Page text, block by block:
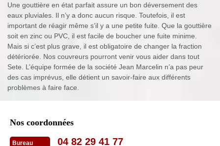
Une gouttière en état parfait assure un bon déversement des
eaux pluviales. Il n’y a donc aucun risque. Toutefois, il est
important de réagir même s’il y a une petite fuite. Que la gouttière
soit en zinc ou PVC, il est facile de boucher une fuite minime.
Mais si c’est plus grave, il est obligatoire de changer la fraction
détériorée. Nos couvreurs pourront venir vous aider dans tout
Sete. L’équipe formée de la société Jean Marcelin n’a pas peur
des cas imprévus, elle détient un savoir-faire aux différents
problèmes à faire face.
Nos coordonnées
Bureau 04 82 29 41 77